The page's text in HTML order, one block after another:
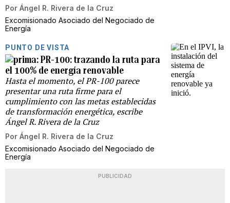
Por Ángel R. Rivera de la Cruz
Excomisionado Asociado del Negociado de
Energía
PUNTO DE VISTA
PR-100: trazando la ruta para
el 100% de energía renovable
Hasta el momento, el PR-100 parece
presentar una ruta firme para el
cumplimiento con las metas establecidas
de transformación energética, escribe
Ángel R. Rivera de la Cruz
Por Ángel R. Rivera de la Cruz
Excomisionado Asociado del Negociado de
Energía
PUBLICIDAD